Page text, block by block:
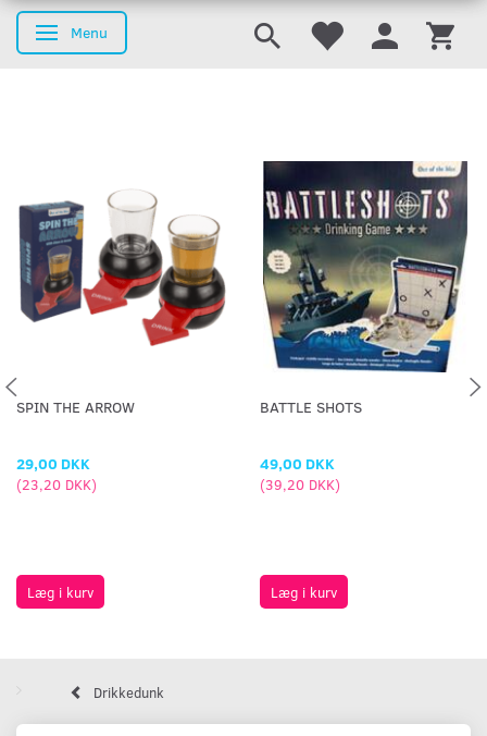
Skifte navigation
Menu
SPIN THE ARROW
29,00 DKK
(23,20 DKK)
Læg i kurv
BATTLE SHOTS
49,00 DKK
(39,20 DKK)
Læg i kurv
Drikkedunk